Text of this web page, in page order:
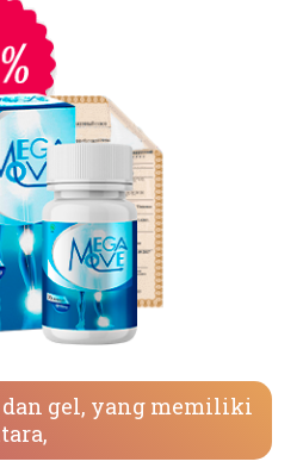
dan gel, yang memiliki